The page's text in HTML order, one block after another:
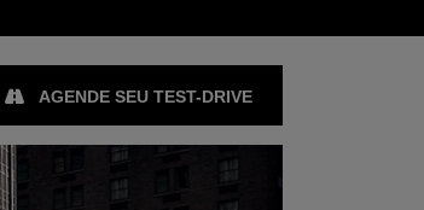
AGENDE SEU TEST-DRIVE